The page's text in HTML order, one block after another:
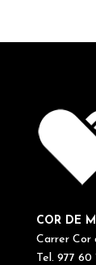
COR DE
Carrer Cor
Tel. 977 60